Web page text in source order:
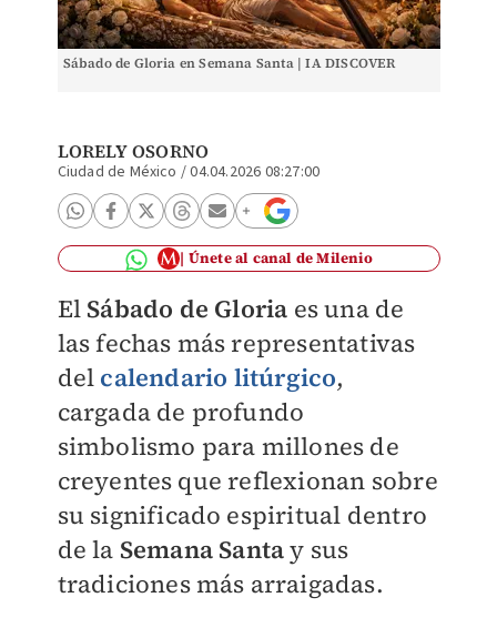
Sábado de Gloria en Semana Santa | IA DISCOVER
LORELY OSORNO
Ciudad de México /04.04.2026 08:27:00
Únete al canal de Milenio
El Sábado de Gloria es una de
las fechas más representativas
del calendario litúrgico,
cargada de profundo
simbolismo para millones de
creyentes que reflexionan sobre
su significado espiritual dentro
de la Semana Santay sus
tradiciones más arraigadas.